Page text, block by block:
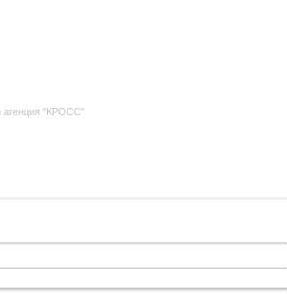
агенция "КРОСС"